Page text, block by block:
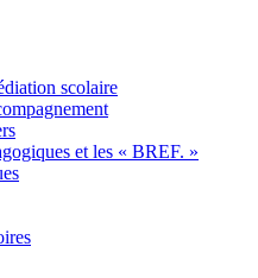
scolaire
et les « BREF. »